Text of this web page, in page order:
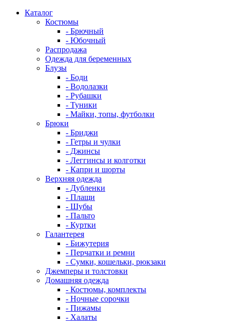
Каталог
Костюмы
- Брючный
- Юбочный
Распродажа
Одежда для беременных
Блузы
- Боди
- Водолазки
- Рубашки
- Туники
- Майки, топы, футболки
Брюки
- Бриджи
- Гетры и чулки
- Джинсы
- Леггинсы и колготки
- Капри и шорты
Верхняя одежда
- Дубленки
- Плащи
- Шубы
- Пальто
- Куртки
Галантерея
- Бижутерия
- Перчатки и ремни
- Сумки, кошельки, рюкзаки
Джемперы и толстовки
Домашняя одежда
- Костюмы, комплекты
- Ночные сорочки
- Пижамы
- Халаты